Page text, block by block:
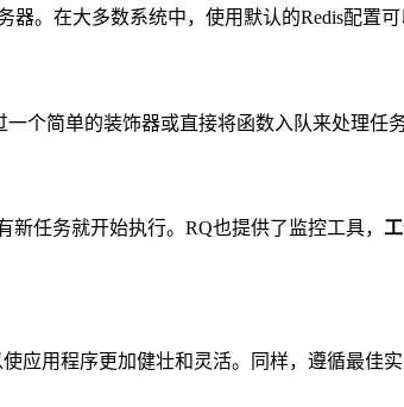
。在大多数系统中，使用默认的Redis配置可
个简单的装饰器或直接将函数入队来处理任务
任务就开始执行。RQ也提供了监控工具，
应用程序更加健壮和灵活。同样，遵循最佳